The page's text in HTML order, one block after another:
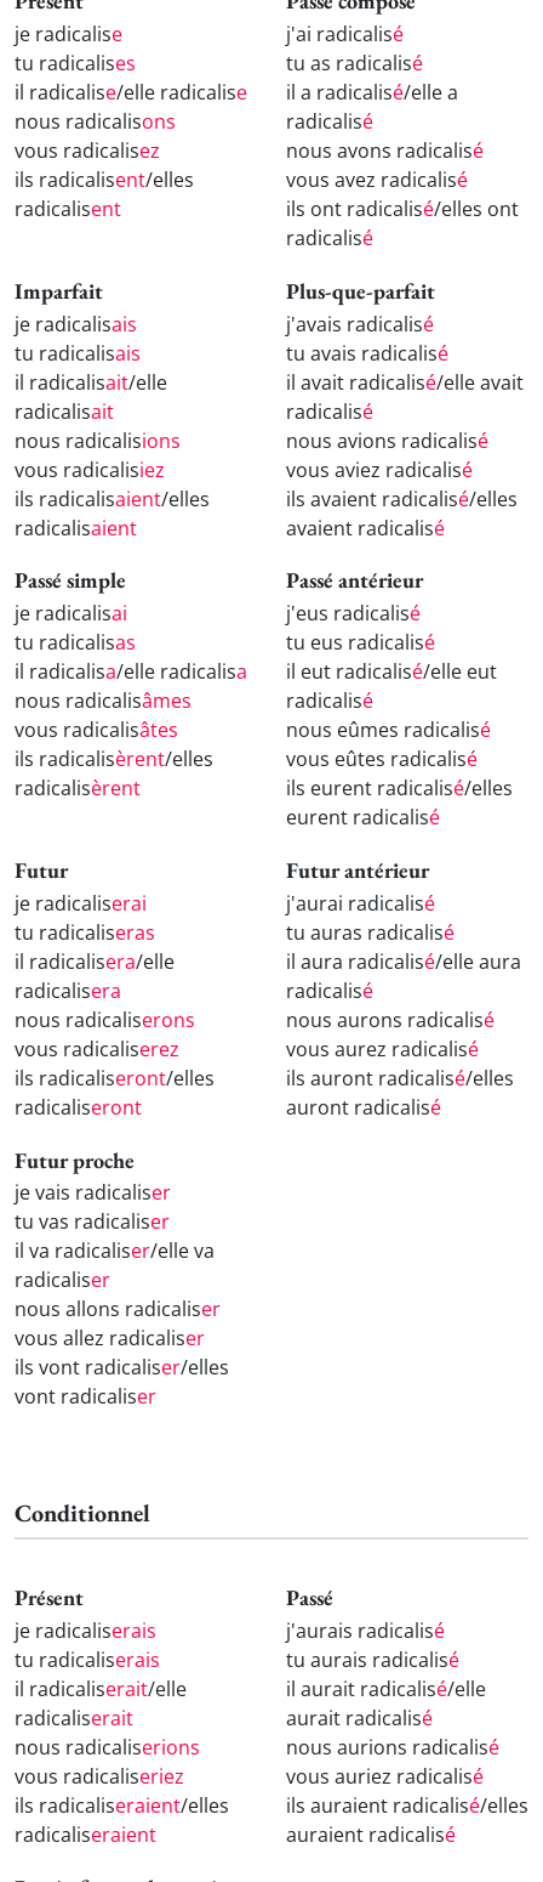
je radicalise
tu radicalises
il radicalise/elle radicalise
nous radicalisons
vous radicalisez
ils radicalisent/elles
radicalisent
j'ai radicalisé
tu as radicalisé
il a radicalisé/elle a
radicalisé
nous avons radicalisé
vous avez radicalisé
ils ont radicalisé/elles ont
radicalisé
Imparfait
je radicalisais
tu radicalisais
il radicalisait/elle
radicalisait
nous radicalisions
vous radicalisiez
ils radicalisaient/elles
radicalisaient
Plus-que-parfait
j'avais radicalisé
tu avais radicalisé
il avait radicalisé/elle avait
radicalisé
nous avions radicalisé
vous aviez radicalisé
ils avaient radicalisé/elles
avaient radicalisé
Passé simple
je radicalisai
tu radicalisas
il radicalisa/elle radicalisa
nous radicalisâmes
vous radicalisâtes
ils radicalisèrent/elles
radicalisèrent
Passé antérieur
j'eus radicalisé
tu eus radicalisé
il eut radicalisé/elle eut
radicalisé
nous eûmes radicalisé
vous eûtes radicalisé
ils eurent radicalisé/elles
eurent radicalisé
Futur
je radicaliserai
tu radicaliseras
il radicalisera/elle
radicalisera
nous radicaliserons
vous radicaliserez
ils radicaliseront/elles
radicaliseront
Futur antérieur
j'aurai radicalisé
tu auras radicalisé
il aura radicalisé/elle aura
radicalisé
nous aurons radicalisé
vous aurez radicalisé
ils auront radicalisé/elles
auront radicalisé
Futur proche
je vais radicaliser
tu vas radicaliser
il va radicaliser/elle va
radicaliser
nous allons radicaliser
vous allez radicaliser
ils vont radicaliser/elles
vont radicaliser
Conditionnel
Présent
je radicaliserais
tu radicaliserais
il radicaliserait/elle
radicaliserait
nous radicaliserions
vous radicaliseriez
ils radicaliseraient/elles
radicaliseraient
Passé
j'aurais radicalisé
tu aurais radicalisé
il aurait radicalisé/elle
aurait radicalisé
nous aurions radicalisé
vous auriez radicalisé
ils auraient radicalisé/elles
auraient radicalisé